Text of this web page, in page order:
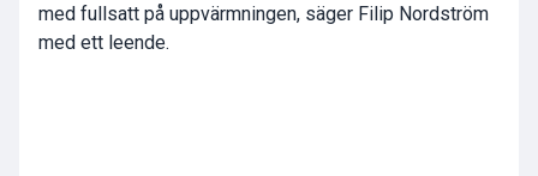
med fullsatt på uppvärmningen, säger Filip Nordström
med ett leende.